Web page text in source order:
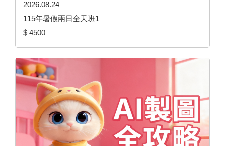
2026.08.24
115年暑假兩日全天班1
$ 4500